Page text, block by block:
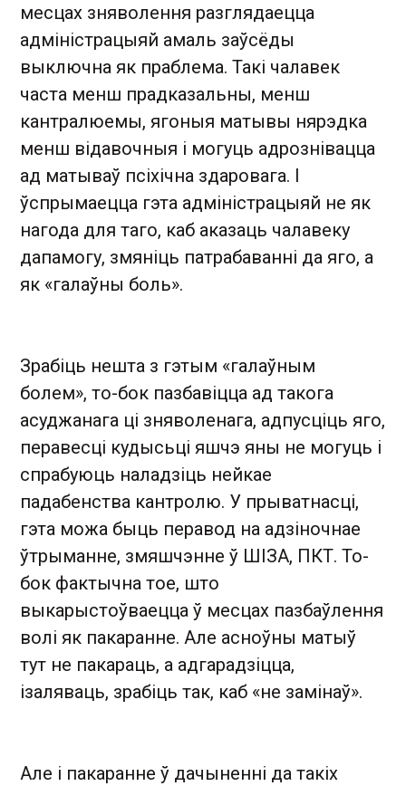
месцах зняволення разглядаецца
адміністрацыяй амаль заўсёды
выключна як праблема. Такі чалавек
часта менш прадказальны, менш
кантралюемы, ягоныя матывы нярэдка
менш відавочныя і могуць адрознівацца
ад матываў псіхічна здаровага. І
ўспрымаецца гэта адміністрацыяй не як
нагода для таго, каб аказаць чалавеку
дапамогу, змяніць патрабаванні да яго, а
як «галаўны боль».
Зрабіць нешта з гэтым «галаўным
болем», то-бок пазбавіцца ад такога
асуджанага ці зняволенага, адпусціць яго,
перавесці кудысьці яшчэ яны не могуць і
спрабуюць наладзіць нейкае
падабенства кантролю. У прыватнасці,
гэта можа быць перавод на адзіночнае
ўтрыманне, змяшчэнне ў ШІЗА, ПКТ. То-
бок фактычна тое, што
выкарыстоўваецца ў месцах пазбаўлення
волі як пакаранне. Але асноўны матыў
тут не пакараць, а адгарадзіцца,
ізаляваць, зрабіць так, каб «не замінаў».
Але і пакаранне ў дачыненні да такіх